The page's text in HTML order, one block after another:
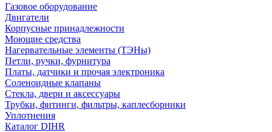
Газовое оборудование
Двигатели
Корпусные принадлежности
Моющие средства
Нагервательные элементы (ТЭНы)
Петли, ручки, фурнитура
Платы, датчики и прочая электроника
Соленоидные клапаны
Стекла, двери и аксессуары
Трубки, фитинги, фильтры, каплесборники
Уплотнения
Каталог DIHR